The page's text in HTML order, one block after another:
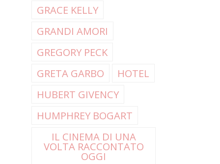
GRACE KELLY
GRANDI AMORI
GREGORY PECK
GRETA GARBO
HOTEL
HUBERT GIVENCY
HUMPHREY BOGART
IL CINEMA DI UNA
VOLTA RACCONTATO
OGGI